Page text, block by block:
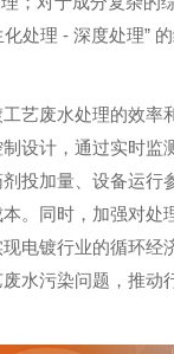
处理 - 深度处理”
艺废水处理的效率
设计，通过实时监
投加量、设备运行
。同时，加强对处
电镀行业的循环经
水污染问题，推动